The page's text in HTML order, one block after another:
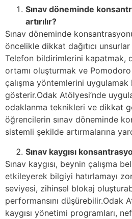
Sınav döneminde
artırılır?
Sınav döneminde
öncelikle dikkat dağıtıcı unsurlar
Telefon bildirimlerini kapatmak,
ortamı oluşturmak ve Pomodoro
çalışma yöntemlerini uygulamak
gösterir.Odak Atölyesi’nde
odaklanma teknikleri ve dikkat
öğrencilerin sınav döneminde
sistemli şekilde artırmalarına
Sınav kaygısı
Sınav kaygısı, beynin çalışma
etkileyerek bilgiyi hatırlamayı
seviyesi, zihinsel blokaj
performansını düşürebilir.Odak
kaygısı yönetimi programları,